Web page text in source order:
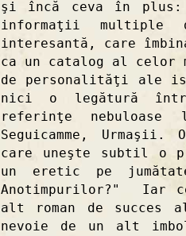
şi încă ceva în
informaţii multiple
interesantă, care
ca un catalog al celor
de personalităţi ale
nici o legătură
referinţe
Seguicamme,
care uneşte subtil o
un eretic pe
Anotimpurilor?" Iar
alt roman de succes
nevoie de un alt